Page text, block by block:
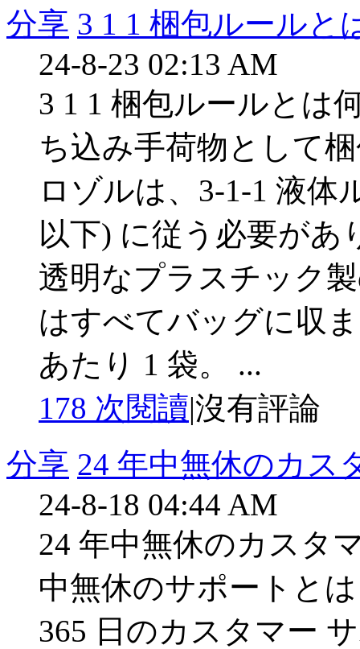
分享 3 1 1 梱包ルールと
24-8-23 02:13 AM
3 1 1 梱包ルールとは
ち込み手荷物として
ロゾルは、3-1-1 液体
以下) に従う必要があ
透明なプラスチック
はすべてバッグに収
あたり 1 袋。 ...
178 次閱讀|沒有評論
分享 24 年中無休のカス
24-8-18 04:44 AM
24 年中無休のカスタ
中無休のサポートと
365 日のカスタマー